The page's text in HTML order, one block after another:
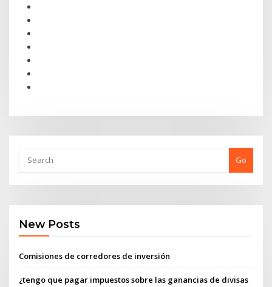
Go
New Posts
Comisiones de corredores de inversión
¿tengo que pagar impuestos sobre las ganancias de divisas